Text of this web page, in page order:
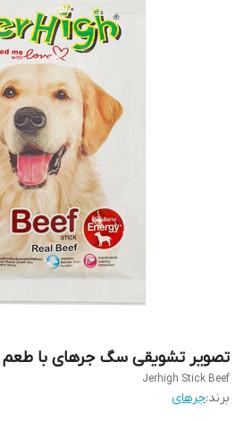
تصویر تشویقی سگ جرهای با
Jerhigh Stick Beef
برند:جرهای